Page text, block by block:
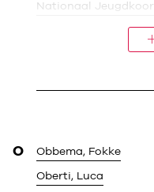
Nationaal Jeugdkoor
O Obbema, Fokke
Oberti, Luca